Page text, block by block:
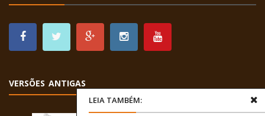
LEIA TAMBÉM:
VERSÕES ANTIGAS